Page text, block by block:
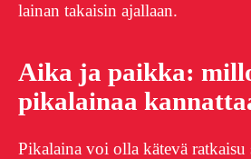
lainan takaisin ajallaan.
Aika ja paikka:
pikalainaa
Pikalaina voi olla kätevä ratkaisu